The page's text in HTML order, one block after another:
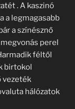
. A kaszinó
a legmagasabb
a színésznő
perel
féltől
birtokol
vezeték
hálózatok